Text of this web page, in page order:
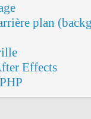
plan
Effects